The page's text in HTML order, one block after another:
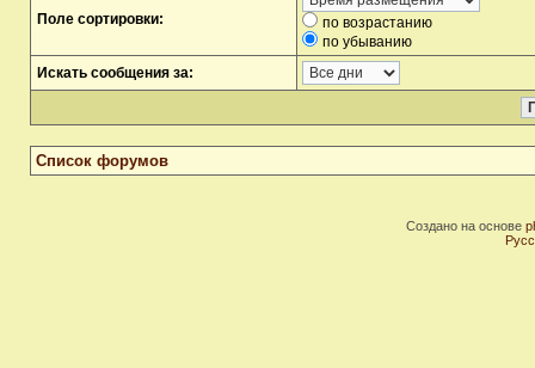
Поле сортировки:
по возрастанию
по убыванию
Искать сообщения за:
Список форумов
Создано на основе